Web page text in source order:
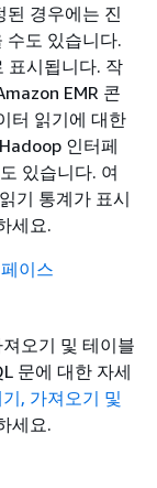
된 경우에는 진
수도 있습니다.
표시됩니다. 작
EMR 콘
터 읽기에 대한
인터페
있습니다. 여
기 통계가 표시
세요.
이스
오기 및 테이블
문에 대한 자세
, 가져오기 및
세요.